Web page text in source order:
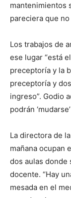
mantenimientos
pareciera que
Los trabajos de
ese lugar “está
preceptoría y la
preceptoría y
ingreso”. Godio
podrán
La directora de
mañana ocupan
dos aulas donde
docente. “Hay
mesada en el